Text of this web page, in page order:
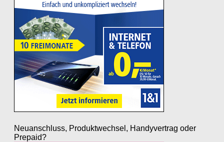
Neuanschluss, Produktwechsel, Handyvertrag oder
Prepaid?